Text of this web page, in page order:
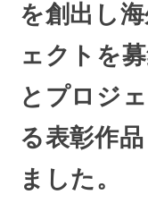
を創出し
ェクトを
とプロジ
る表彰作
ました。